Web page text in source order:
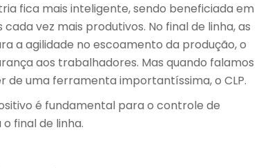
fica mais inteligente, sendo beneficiada em
vez mais produtivos. No final de linha, as
a agilidade no escoamento da produção, o
aos trabalhadores. Mas quando falamos
uma ferramenta importantíssima, o CLP.
é fundamental para o controle de
final de linha.